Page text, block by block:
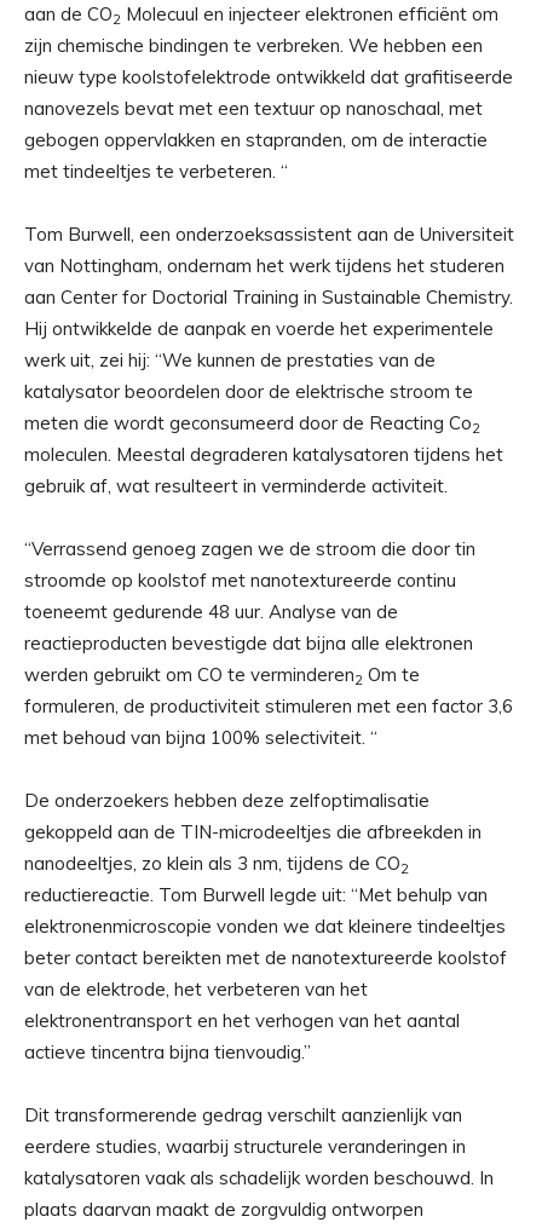
aan de CO2 Molecuul en injecteer elektronen efficiënt om
zijn chemische bindingen te verbreken. We hebben een
nieuw type koolstofelektrode ontwikkeld dat grafitiseerde
nanovezels bevat met een textuur op nanoschaal, met
gebogen oppervlakken en stapranden, om de interactie
met tindeeltjes te verbeteren. “
Tom Burwell, een onderzoeksassistent aan de Universiteit
van Nottingham, ondernam het werk tijdens het studeren
aan Center for Doctorial Training in Sustainable Chemistry.
Hij ontwikkelde de aanpak en voerde het experimentele
werk uit, zei hij: “We kunnen de prestaties van de
katalysator beoordelen door de elektrische stroom te
meten die wordt geconsumeerd door de Reacting Co2
moleculen. Meestal degraderen katalysatoren tijdens het
gebruik af, wat resulteert in verminderde activiteit.
“Verrassend genoeg zagen we de stroom die door tin
stroomde op koolstof met nanotextureerde continu
toeneemt gedurende 48 uur. Analyse van de
reactieproducten bevestigde dat bijna alle elektronen
werden gebruikt om CO te verminderen2 Om te
formuleren, de productiviteit stimuleren met een factor 3,6
met behoud van bijna 100% selectiviteit. “
De onderzoekers hebben deze zelfoptimalisatie
gekoppeld aan de TIN-microdeeltjes die afbreekden in
nanodeeltjes, zo klein als 3 nm, tijdens de CO2
reductiereactie. Tom Burwell legde uit: “Met behulp van
elektronenmicroscopie vonden we dat kleinere tindeeltjes
beter contact bereikten met de nanotextureerde koolstof
van de elektrode, het verbeteren van het
elektronentransport en het verhogen van het aantal
actieve tincentra bijna tienvoudig.”
Dit transformerende gedrag verschilt aanzienlijk van
eerdere studies, waarbij structurele veranderingen in
katalysatoren vaak als schadelijk worden beschouwd. In
plaats daarvan maakt de zorgvuldig ontworpen